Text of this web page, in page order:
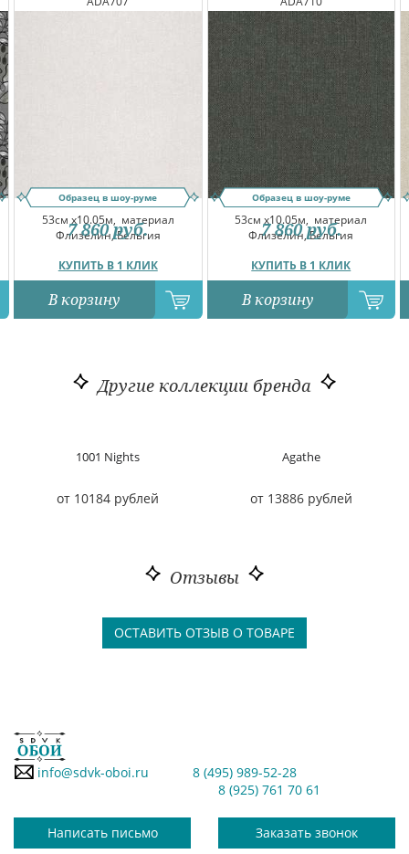
Образец в шоу-руме
53см x10.05м, материал
Флизелин, Бельгия
КУПИТЬ В 1 КЛИК
7 860 руб.
В корзину
Образец в шоу-руме
53см x10.05м, материал
Флизелин, Бельгия
КУПИТЬ В 1 КЛИК
7 860 руб.
В корзину
Другие коллекции бренда
1001 Nights
от 10184 рублей
Agathe
от 13886 рублей
Отзывы
ОСТАВИТЬ ОТЗЫВ О ТОВАРЕ
info@sdvk-oboi.ru
8 (495) 989-52-28
8 (925) 761 70 61
Написать письмо Заказать звонок